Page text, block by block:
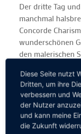
Der dritte Tag
manchmal
Concorde
wunderschönen
den malerischen
mit einem
kleiner Tipp nach
Adventure
den jeweiligen
gesperrten
Diese Seite nutzt
Dritten, um ihre
verbessern und
der Nutzer
und kann meine
die Zukunft